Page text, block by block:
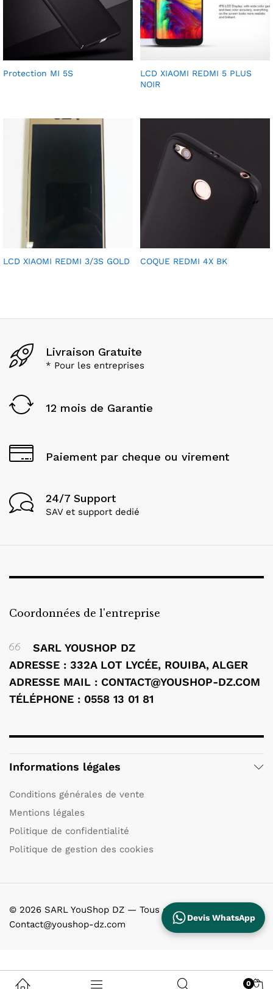
Protection MI 5S
LCD XIAOMI REDMI 5 PLUS
NOIR
LCD XIAOMI REDMI 3/3S GOLD COQUE REDMI 4X BK
Livraison Gratuite
* Pour les entreprises
12 mois de Garantie
Paiement par cheque ou virement
24/7 Support
SAV et support dedié
Coordonnées de l'entreprise
SARL YOUSHOP DZ
ADRESSE : 332A LOT LYCÉE, ROUIBA, ALGER
ADRESSE MAIL : CONTACT@YOUSHOP-DZ.COM
TÉLÉPHONE : 0558 13 01 81
Informations légales
Conditions générales de vente
Mentions légales
Politique de confidentialité
Politique de gestion des cookies
© 2026 SARL YouShop DZ — Tous droits réservés.
Contact@youshop-dz.com
0
Devis WhatsApp